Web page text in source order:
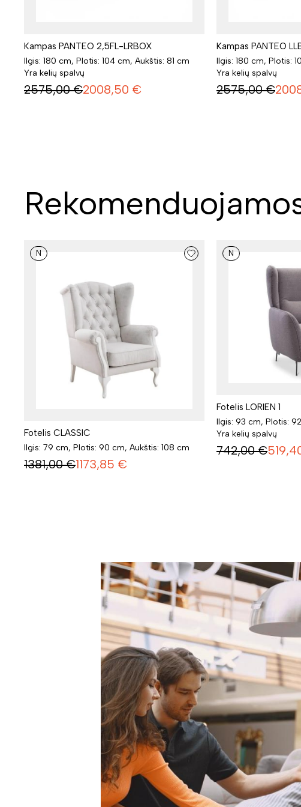
Kampas PANTEO 2,5FL-LRBOX
Ilgis: 180 cm, Plotis: 104 cm, Aukštis: 81 cm
Yra kelių spalvų
2575,00 €2008,50 €
Kampas PANTEO
Ilgis: 180 cm, Plotis:
Yra kelių spalvų
2575,00 €
N
Fotelis CLASSIC
Ilgis: 79 cm, Plotis: 90 cm, Aukštis: 108 cm
1381,00 €1173,85 €
N
Fotelis LORIEN 1
Ilgis: 93 cm, Plotis:
Yra kelių spalvų
742,00 €